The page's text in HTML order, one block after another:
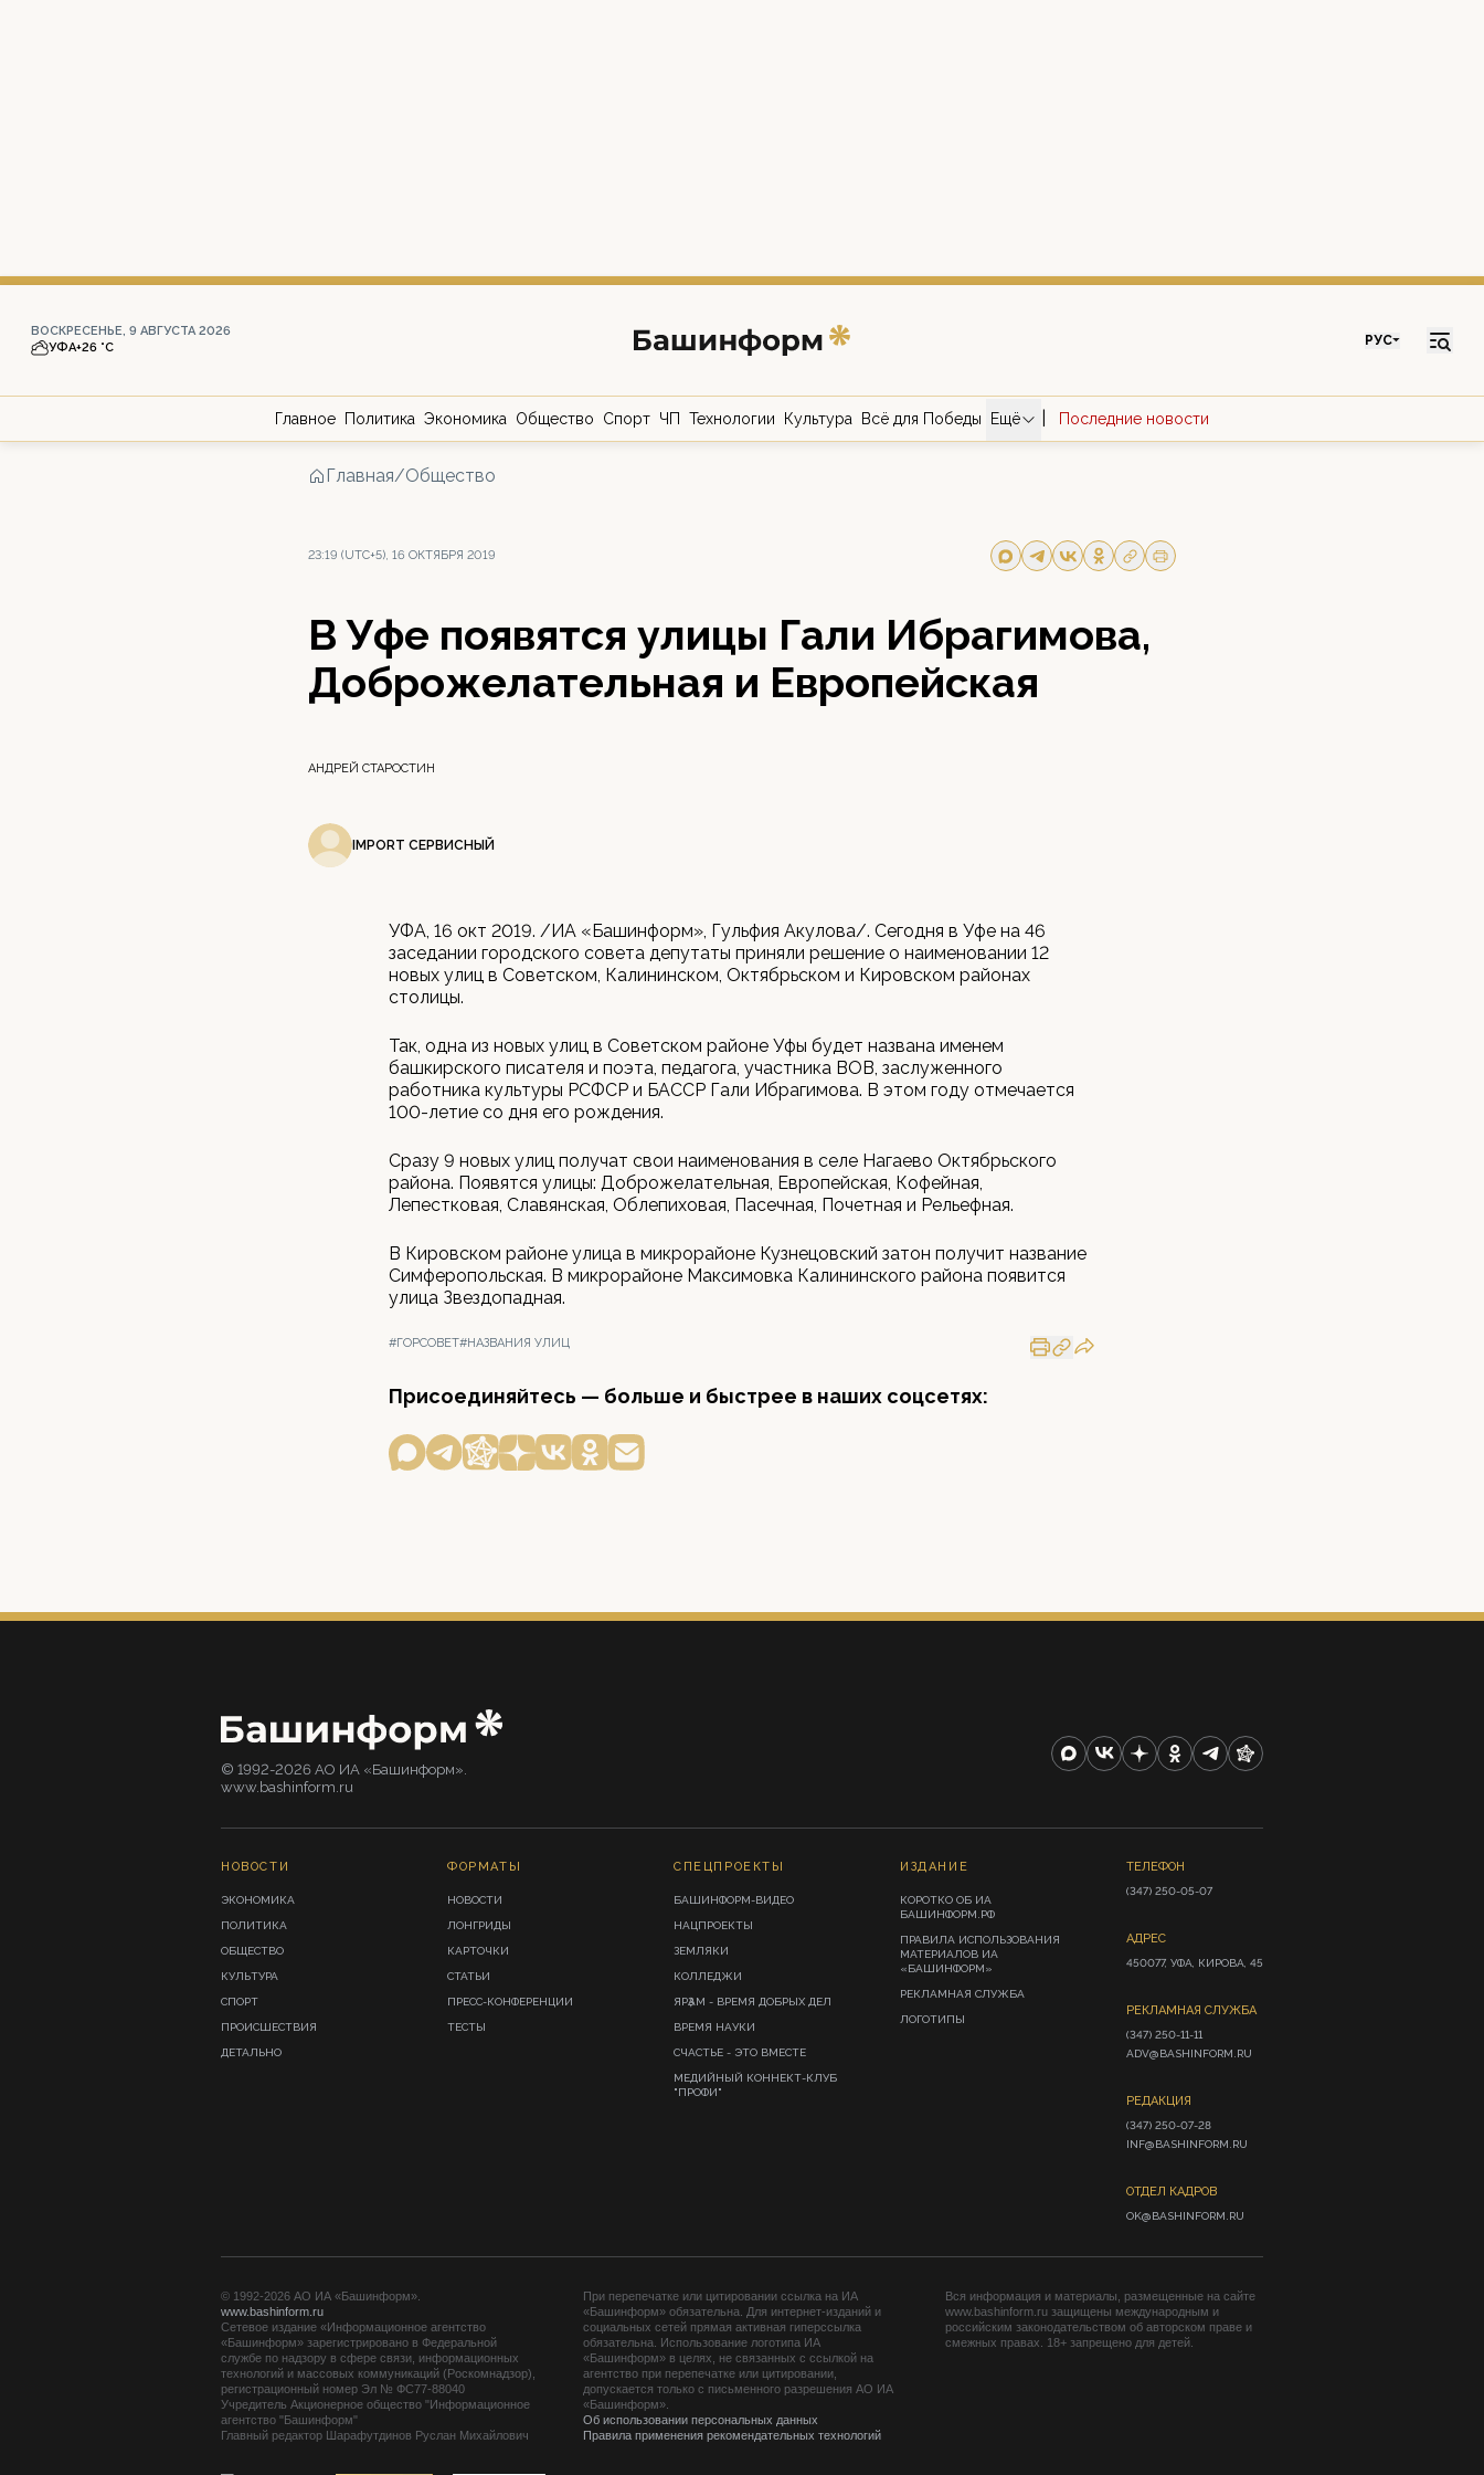
ВОСКРЕСЕНЬЕ, 9 АВГУСТА 2026
УФА+26 °С РУС
Главное Политика Экономика Общество Спорт ЧП Технологии Культура Всё для Победы Ещё Последние новости
Главная/Общество
23:19 (UTC+5), 16 ОКТЯБРЯ 2019
В Уфе появятся улицы Гали Ибрагимова,
Доброжелательная и Европейская
АНДРЕЙ СТАРОСТИН
IMPORT СЕРВИСНЫЙ
УФА, 16 окт 2019. /ИА «Башинформ», Гульфия Акулова/. Сегодня в Уфе на 46
заседании городского совета депутаты приняли решение о наименовании 12
новых улиц в Советском, Калининском, Октябрьском и Кировском районах
столицы.
Так, одна из новых улиц в Советском районе Уфы будет названа именем
башкирского писателя и поэта, педагога, участника ВОВ, заслуженного
работника культуры РСФСР и БАССР Гали Ибрагимова. В этом году отмечается
100-летие со дня его рождения.
Сразу 9 новых улиц получат свои наименования в селе Нагаево Октябрьского
района. Появятся улицы: Доброжелательная, Европейская, Кофейная,
Лепестковая, Славянская, Облепиховая, Пасечная, Почетная и Рельефная.
В Кировском районе улица в микрорайоне Кузнецовский затон получит название
Симферопольская. В микрорайоне Максимовка Калининского района появится
улица Звездопадная.
#ГОРСОВЕТ#НАЗВАНИЯ УЛИЦ
Присоединяйтесь — больше и быстрее в наших соцсетях:
© 1992-2026 АО ИА «Башинформ».
www.bashinform.ru
НОВОСТИ
ЭКОНОМИКА
ПОЛИТИКА
ОБЩЕСТВО
КУЛЬТУРА
СПОРТ
ПРОИСШЕСТВИЯ
ДЕТАЛЬНО
ФОРМАТЫ
НОВОСТИ
ЛОНГРИДЫ
КАРТОЧКИ
СТАТЬИ
ПРЕСС-КОНФЕРЕНЦИИ
ТЕСТЫ
СПЕЦПРОЕКТЫ
БАШИНФОРМ-ВИДЕО
НАЦПРОЕКТЫ
ЗЕМЛЯКИ
КОЛЛЕДЖИ
ЯРҘАМ - ВРЕМЯ ДОБРЫХ ДЕЛ
ВРЕМЯ НАУКИ
СЧАСТЬЕ - ЭТО ВМЕСТЕ
МЕДИЙНЫЙ КОННЕКТ-КЛУБ
"ПРОФИ"
ИЗДАНИЕ
КОРОТКО ОБ ИА
БАШИНФОРМ.РФ
ПРАВИЛА ИСПОЛЬЗОВАНИЯ
МАТЕРИАЛОВ ИА
«БАШИНФОРМ»
РЕКЛАМНАЯ СЛУЖБА
ЛОГОТИПЫ
ТЕЛЕФОН
(347) 250-05-07
АДРЕС
450077, УФА, КИРОВА, 45
РЕКЛАМНАЯ СЛУЖБА
(347) 250-11-11
ADV@BASHINFORM.RU
РЕДАКЦИЯ
(347) 250-07-28
INF@BASHINFORM.RU
ОТДЕЛ КАДРОВ
OK@BASHINFORM.RU
© 1992-2026 АО ИА «Башинформ».
www.bashinform.ru
Сетевое издание «Информационное агентство
«Башинформ» зарегистрировано в Федеральной
службе по надзору в сфере связи, информационных
технологий и массовых коммуникаций (Роскомнадзор),
регистрационный номер Эл № ФС77-88040
Учредитель Акционерное общество "Информационное
агентство "Башинформ"
Главный редактор Шарафутдинов Руслан Михайлович
При перепечатке или цитировании ссылка на ИА
«Башинформ» обязательна. Для интернет-изданий и
социальных сетей прямая активная гиперссылка
обязательна. Использование логотипа ИА
«Башинформ» в целях, не связанных с ссылкой на
агентство при перепечатке или цитировании,
допускается только с письменного разрешения АО ИА
«Башинформ».
Об использовании персональных данных
Правила применения рекомендательных технологий
Вся информация и материалы, размещенные на сайте
www.bashinform.ru защищены международным и
российским законодательством об авторском праве и
смежных правах. 18+ запрещено для детей.